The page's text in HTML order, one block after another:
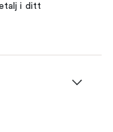
i ditt